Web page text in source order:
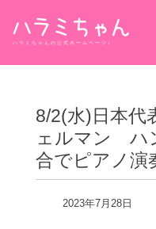
content
ハラミちゃんの公式ホームページ♪
8/2(水)日本代
ェルマン ハ
合でピアノ演
2023年7月28日